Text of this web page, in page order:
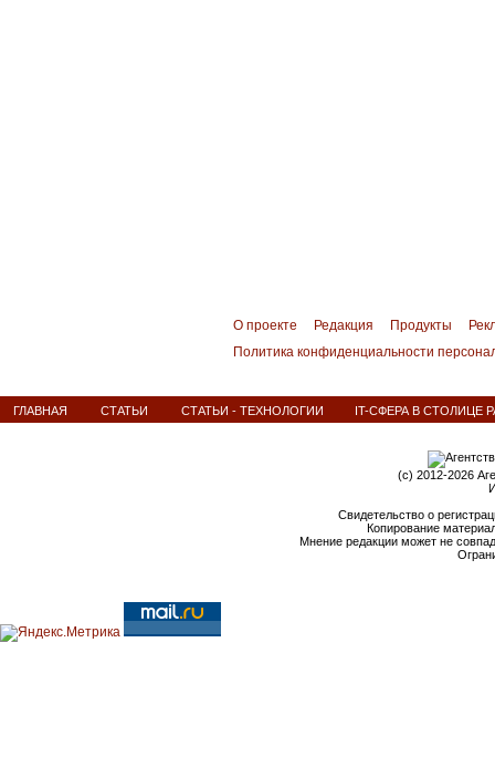
О проекте Редакция Продукты
Политика конфиденциальности
ГЛАВНАЯ СТАТЬИ СТАТЬИ - ТЕХНОЛОГИИ IT-СФЕРА В СТОЛИЦЕ
(c) 2012-2026
Свидетельство о
Копирование
Мнение редакции может не